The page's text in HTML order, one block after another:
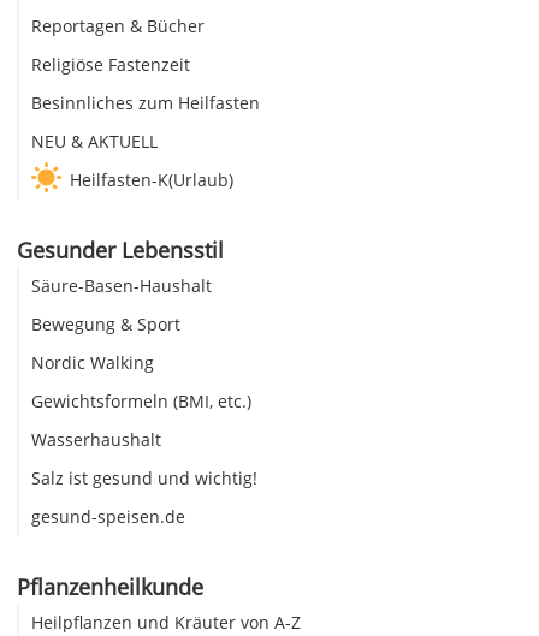
Reportagen & Bücher
Religiöse Fastenzeit
Besinnliches zum Heilfasten
NEU & AKTUELL
Heilfasten-K(Urlaub)
Gesunder Lebensstil
Säure-Basen-Haushalt
Bewegung & Sport
Nordic Walking
Gewichtsformeln (BMI, etc.)
Wasserhaushalt
Salz ist gesund und wichtig!
gesund-speisen.de
Pflanzenheilkunde
Heilpflanzen und Kräuter von A-Z